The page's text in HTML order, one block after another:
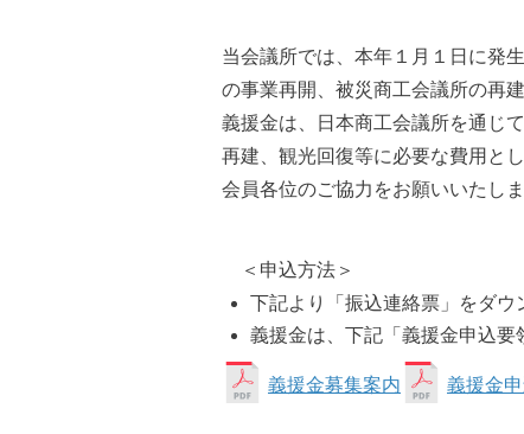
当会議所では、本年１月１日に発
の事業再開、被災商工会議所の再
義援金は、日本商工会議所を通じ
再建、観光回復等に必要な費用と
会員各位のご協力をお願いいたしま
＜申込方法＞
下記より「振込連絡票」をダウ
義援金は、下記「義援金申込要
義援金募集案内 義援金